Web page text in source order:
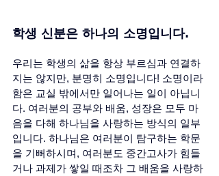
학생 신분은 하나의 소명입니다.
우리는 학생의 삶을 항상 부르심과 연결하
지는 않지만, 분명히 소명입니다! 소명이라
함은 교실 밖에서만 일어나는 일이 아닙니
다. 여러분의 공부와 배움, 성장은 모두 마
음을 다해 하나님을 사랑하는 방식의 일부
입니다. 하나님은 여러분이 탐구하는 학문
을 기뻐하시며, 여러분도 중간고사가 힘들
거나 과제가 쌓일 때조차 그 배움을 사랑하